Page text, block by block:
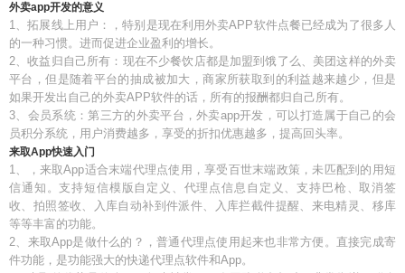
外卖app开发的意义
1、拓展线上用户：，特别是现在利用外卖APP软件点餐已经成为了很多人
的一种习惯。进而促进企业盈利的增长。
2、收益归自己所有：现在不少餐饮店都是加盟到饿了么、美团这样的外卖
平台，但是随着平台的抽成被加大，商家所获取到的利益越来越少，但是
如果开发出自己的外卖APP软件的话，所有的报酬都归自己所有。
3、会员系统：第三方的外卖平台，外卖app开发，可以打造属于自己的会
员积分系统，用户消费越多，享受的折扣优惠越多，提高回头率。
来取App快速入门
1、，来取App适合末端代理点使用，享受百世末端政策，未匹配到的用短
信通知。支持短信模版自定义、代理点信息自定义、支持巴枪、取消签
收、拍照签收、入库自动补到件派件、入库拦截件提醒、来电精灵、移库
等等丰富的功能。
2、来取App是做什么的？，普通代理点使用起来也非常方便。直接完成寄
件功能，是功能强大的快递代理点软件和App。